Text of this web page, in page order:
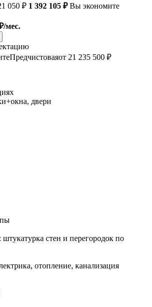
050 ₽ 1 392 105 ₽Вы экономите
мес.
Предчистоваяот 21 235 500 ₽
двери
стен и перегородок по
отопление, канализация